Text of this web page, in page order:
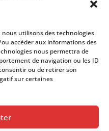
utilisons des technologies
accéder aux informations des
nous permettra de
de navigation ou les ID
ou de retirer son
sur certaines